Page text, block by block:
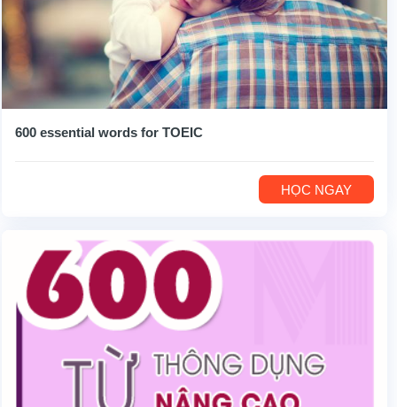
600 essential words for TOEIC
HỌC NGAY